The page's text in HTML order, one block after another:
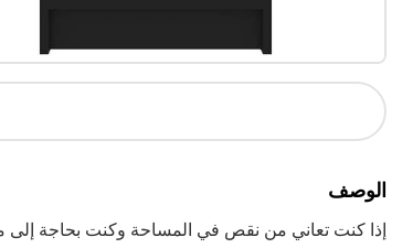
الوصف
إذا كنت تعاني من نقص في المساحة وكنت بحاجة إلى